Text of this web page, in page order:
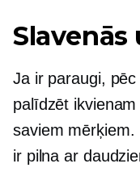
Slavenās
Ja ir paraugi,
palīdzēt
saviem mērķiem.
ir pilna ar